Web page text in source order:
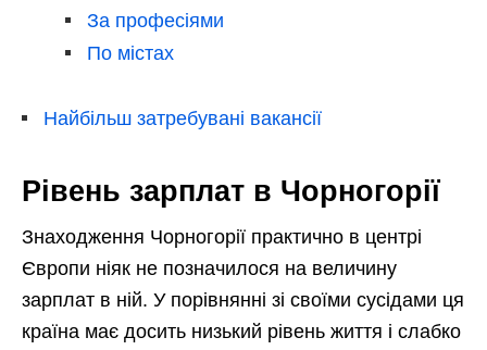
За професіями
По містах
Найбільш затребувані вакансії
Рівень зарплат в Чорногорії
Знаходження Чорногорії практично в центрі
Європи ніяк не позначилося на величину
зарплат в ній. У порівнянні зі своїми сусідами ця
країна має досить низький рівень життя і слабко